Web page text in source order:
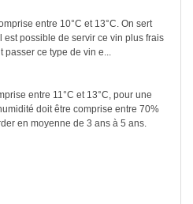
entre 10°C et 13°C. On sert
possible de servir ce vin plus frais
passer ce type de vin e...
entre 11°C et 13°C, pour une
doit être comprise entre 70%
en moyenne de 3 ans à 5 ans.